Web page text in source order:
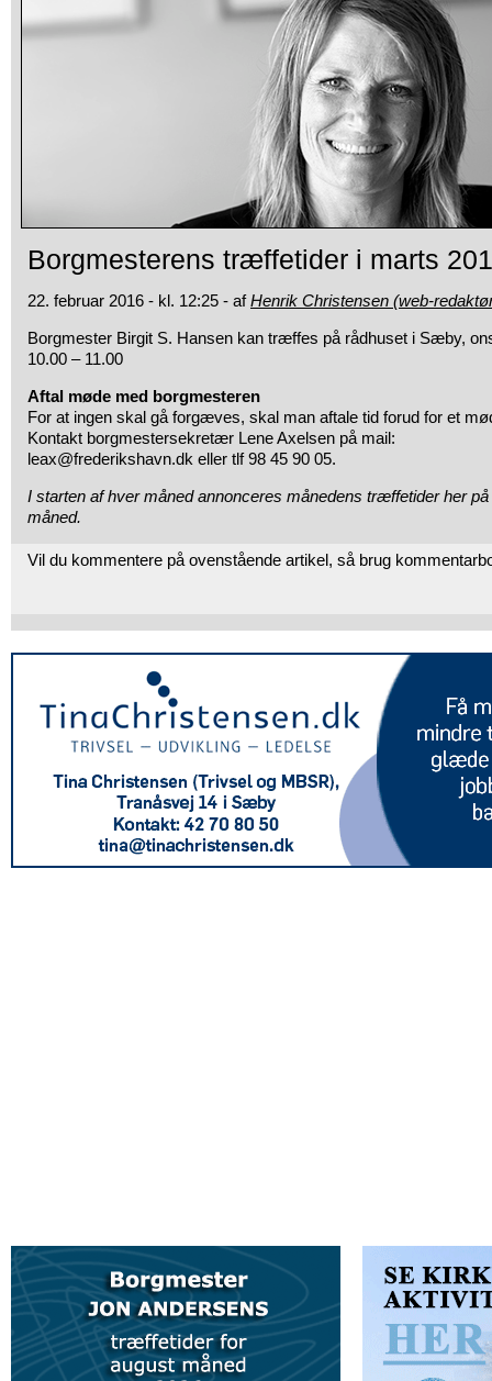
Borgmesterens træffetider i marts
22. februar 2016 - kl. 12:25 - afHenrik Christensen (web-
Borgmester Birgit S. Hansen kan træffes på rådhuset i Sæby,
10.00 – 11.00
Aftal møde med borgmesteren
For at ingen skal gå forgæves, skal man aftale tid forud for et
Kontakt borgmestersekretær Lene Axelsen på mail:
leax@frederikshavn.dk eller tlf 98 45 90 05.
I starten af hver måned annonceres månedens træffetider her
måned.
Vil du kommentere på ovenstående artikel, så brug